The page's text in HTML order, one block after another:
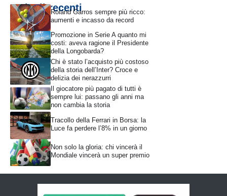
Articoli recentiRoland Garros sempre più ricco:
aumenti e incasso da record
Promozione in Serie A quanto mi
costi: aveva ragione il Presidente
della Longobarda?
Chi è stato l’acquisto più costoso
della storia dell’Inter? Croce e
delizia dei nerazzurri
Il giocatore più pagato di tutti è
sempre lui: passano gli anni ma
non cambia la storia
Tracollo della Ferrari in Borsa: la
Luce fa perdere l’8% in un giorno
Non solo la gloria: chi vincerà il
Mondiale vincerà un super premio